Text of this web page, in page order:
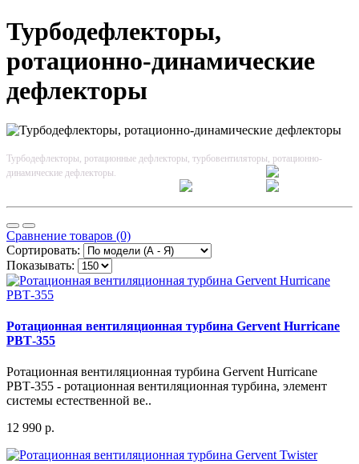
Турбодефлекторы,
ротационно-динамические
дефлекторы
Турбодефлекторы, ротационные дефлекторы, турбовентиляторы, ротационно-
динамические дефлекторы.
Сравнение товаров (0)
Сортировать:
Показывать:
Ротационная вентиляционная турбина Gervent Hurricane
РВТ-355
Ротационная вентиляционная турбина Gervent Hurricane
РВТ-355 - ротационная вентиляционная турбина, элемент
системы естественной ве..
12 990 р.